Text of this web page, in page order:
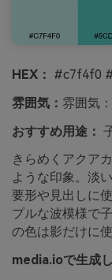
HEX： #c7f4f0
雰囲気： 雰囲気：
おすすめ用途：
きらめくアクア
ような印象。淡
要形や見出しに
プルな波模様で
の色は影だけに
media.ioで生成